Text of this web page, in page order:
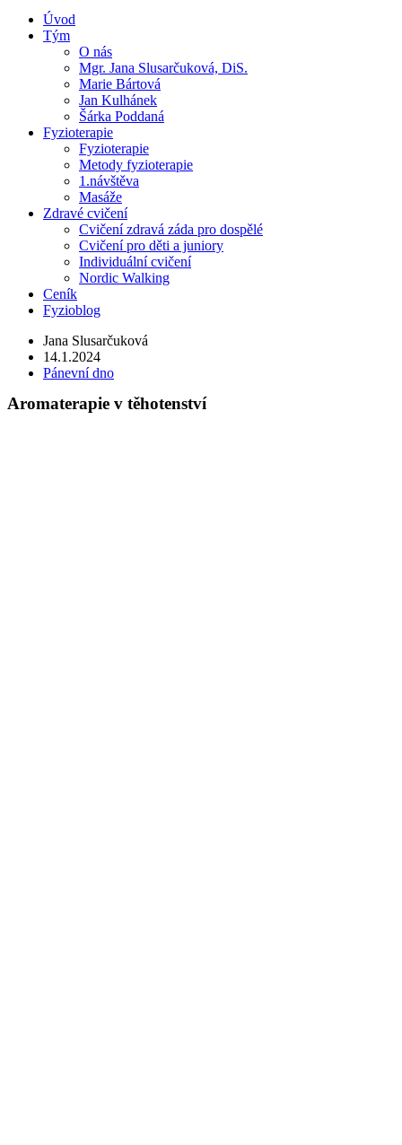
Úvod
Tým
O nás
Mgr. Jana Slusarčuková, DiS.
Marie Bártová
Jan Kulhánek
Šárka Poddaná
Fyzioterapie
Fyzioterapie
Metody fyzioterapie
1.návštěva
Masáže
Zdravé cvičení
Cvičení zdravá záda pro dospělé
Cvičení pro děti a juniory
Individuální cvičení
Nordic Walking
Ceník
Fyzioblog
Jana Slusarčuková
14.1.2024
Pánevní dno
Aromaterapie v těhotenství